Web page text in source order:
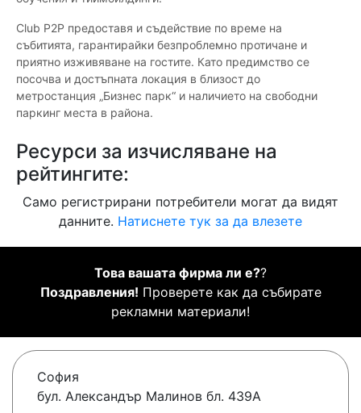
Club P2P предоставя и съдействие по време на
събитията, гарантирайки безпроблемно протичане и
приятно изживяване на гостите. Като предимство се
посочва и достъпната локация в близост до
метростанция „Бизнес парк“ и наличието на свободни
паркинг места в района.
Ресурси за изчисляване на
рейтингите:
Само регистрирани потребители могат да видят
данните. Натиснете тук за да влезете
Това вашата фирма ли е??
Поздравления! Проверете как да събирате
рекламни материали!
София
бул. Александър Малинов бл. 439А